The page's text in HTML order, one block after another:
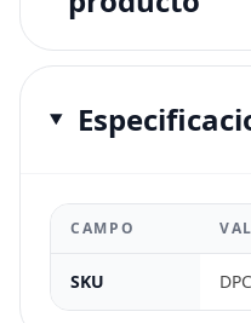
CAMPO
SKU